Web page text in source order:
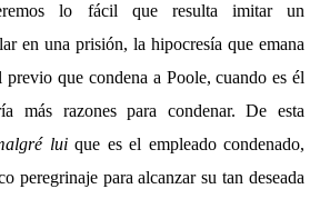
lo fácil que resulta imitar un
en una prisión, la hipocresía que emana
que condena a Poole, cuando es él
más razones para condenar. De esta
luique es el empleado condenado,
peregrinaje para alcanzar su tan deseada